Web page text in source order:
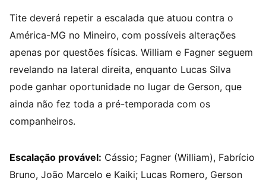
Tite deverá repetir a escalada que atuou contra o
América-MG no Mineiro, com possíveis alterações
apenas por questões físicas. William e Fagner seguem
revelando na lateral direita, enquanto Lucas Silva
pode ganhar oportunidade no lugar de Gerson, que
ainda não fez toda a pré-temporada com os
companheiros.
Escalação provável: Cássio; Fagner (William), Fabrício
Bruno, João Marcelo e Kaiki; Lucas Romero, Gerson